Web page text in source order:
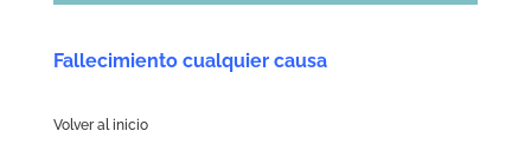
Fallecimiento cualquier causa
Volver al inicio